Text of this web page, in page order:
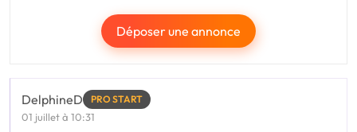
Déposer une annonce
DelphineD PRO START
01 juillet à 10:31